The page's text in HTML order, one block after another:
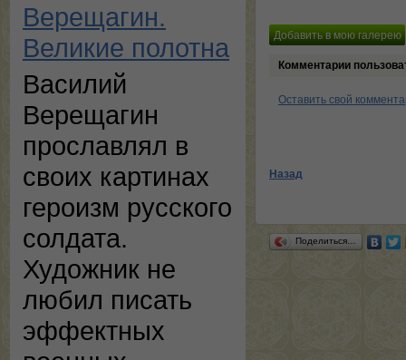
Верещагин.
Великие полотна
Василий
Верещагин
прославлял в
своих картинах
героизм русского
солдата.
Художник не
любил писать
эффектных
Комментарии
Оставить свой
Назад
Поделиться…